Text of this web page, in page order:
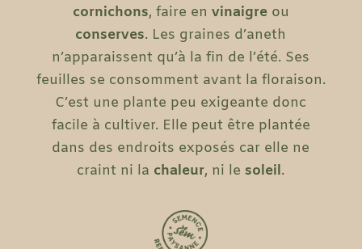
cornichons, faire en vinaigreou
conserves. Les graines d’aneth
n’apparaissent qu’à la fin de l’été. Ses
feuilles se consomment avant la floraison.
C’est une plante peu exigeante donc
facile à cultiver. Elle peut être plantée
dans des endroits exposés car elle ne
craint ni la chaleur, ni lesoleil.